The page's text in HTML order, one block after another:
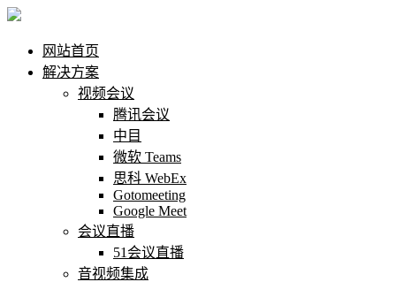
网站首页
解决方案
视频会议
腾讯会议
中目
微软 Teams
思科 WebEx
Gotomeeting
Google Meet
会议直播
51会议直播
音视频集成